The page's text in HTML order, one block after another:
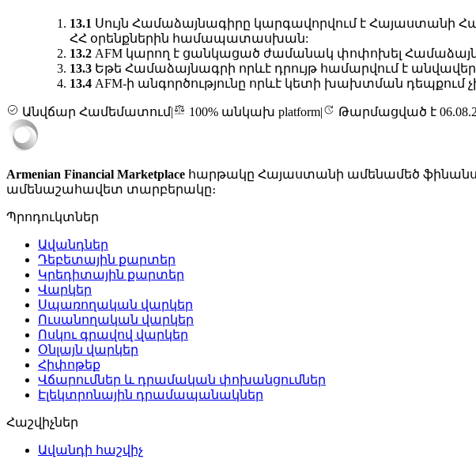
Սույն Համաձայնագիրը կարգավորվում է Հայաստանի
ՀՀ օրենքներին համապատասխան:
AFM կարող է ցանկացած ժամանակ փոփոխել
Եթե Համաձայնագրի որևէ դրույթ համարվում է
AFM-ի անգործությունը որևէ կետի խախտման դեպքում
Անվճար Համեմատում| 100% անկախ platform| Թարմացված է
Armenian Financial Marketplace հարթակը Հայաստանի ամենամեծ
ամենաշահավետ տարբերակը։
Պրոդուկտներ
Ավանդներ
Դեբետային քարտեր
Կրեդիտային քարտեր
Վարկեր
Սպառողական վարկեր
Ուսանողական վարկեր
Ոսկու գրավով վարկեր
Օնլայն վարկեր
Հիփոթեք
Վճարումներ և դրամական փոխանցումներ
Էլեկտրոնային դրամապանակներ
Հաշվիչներ
Ավանդի հաշվիչ